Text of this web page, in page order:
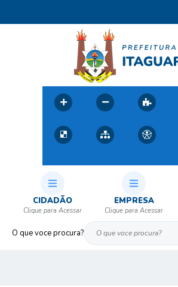
O que voce procura?
CIDADÃO EMPRESA